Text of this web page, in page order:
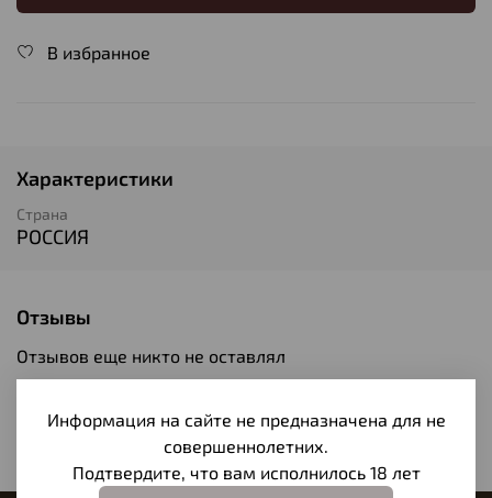
В избранное
Характеристики
Страна
РОССИЯ
Отзывы
Отзывов еще никто не оставлял
Информация на сайте не предназначена для не
совершеннолетних.
Подтвердите, что вам исполнилось 18 лет